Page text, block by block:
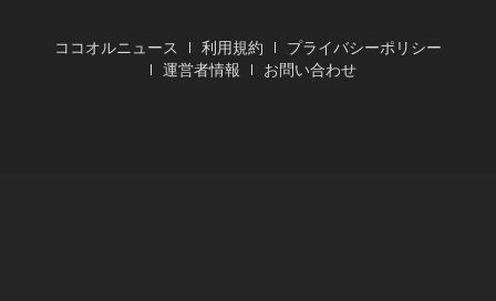
ココオルニュース 利用規約
プライバシーポリシー
運営者情報
お問い合わせ